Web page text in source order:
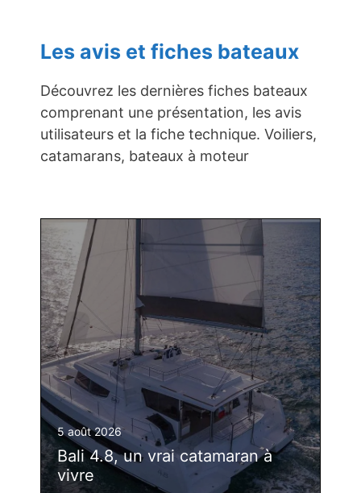
Les avis et fiches bateaux
Découvrez les dernières fiches bateaux
comprenant une présentation, les avis
utilisateurs et la fiche technique. Voiliers,
catamarans, bateaux à moteur
5 août 2026
Bali 4.8, un vrai catamaran à
vivre